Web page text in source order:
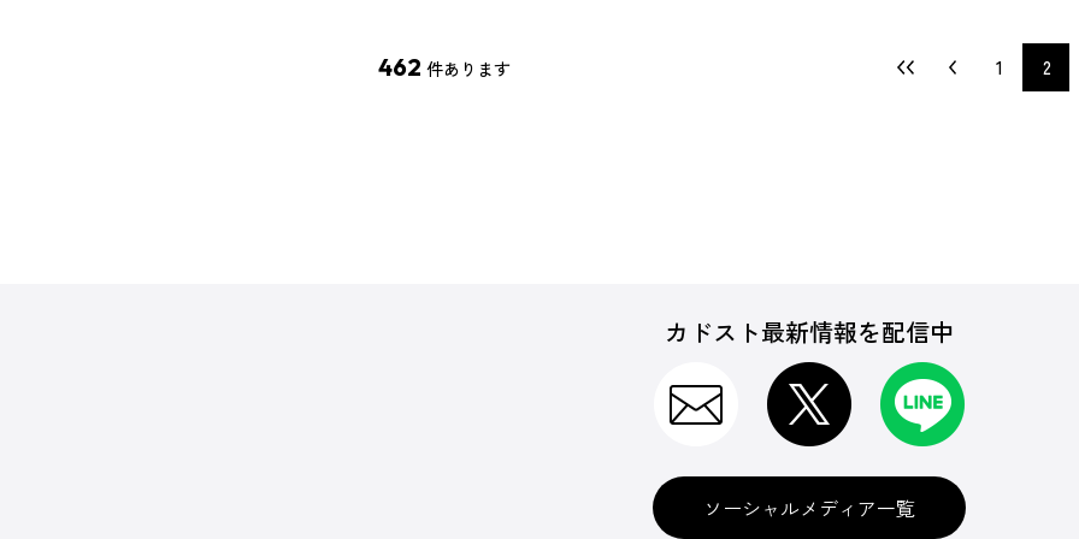
462 件あります 1 2
カドスト最新情報を配信中
ソーシャルメディア一覧